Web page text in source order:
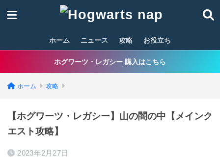
ホーム ニュース 攻略 お役立ち
ホグワーツ・レガシー 購入はこちら
ホーム 攻略
【ホグワーツ・レガシー】山の闇の中【メインク
エスト攻略】
2023年2月27日